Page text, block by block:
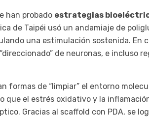
han probado estrategias
de Taipéi usó un andamiaje de
una estimulación sostenida. En
de neuronas, e incluso
formas de “limpiar” el entorno
que el estrés oxidativo y la
Gracias al scaffold con PDA, se